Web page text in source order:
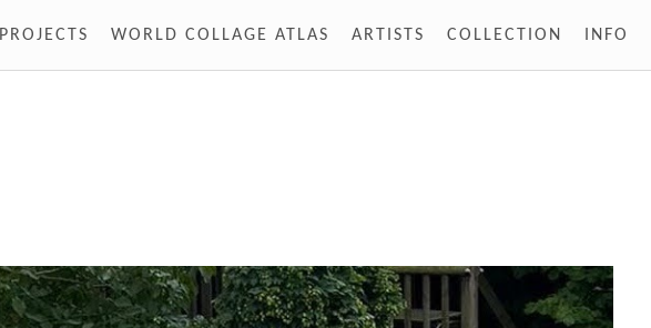
PROJECTS WORLD COLLAGE ATLAS ARTISTS COLLECTION INFO